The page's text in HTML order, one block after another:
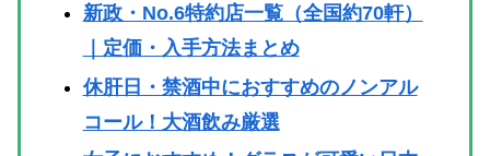
新政・No.6特約店一覧（全国約70軒）
｜定価・入手方法まとめ
休肝日・禁酒中におすすめのノンアル
コール！大酒飲み厳選